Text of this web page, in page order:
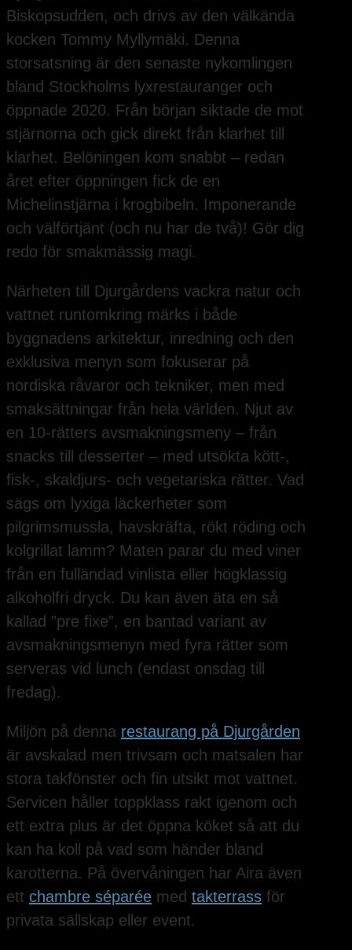
Biskopsudden, och drivs av den välkända
kocken Tommy Myllymäki. Denna
storsatsning är den senaste nykomlingen
bland Stockholms lyxrestauranger och
öppnade 2020. Från början siktade de mot
stjärnorna och gick direkt från klarhet till
klarhet. Belöningen kom snabbt – redan
året efter öppningen fick de en
Michelinstjärna i krogbibeln. Imponerande
och välförtjänt (och nu har de två)! Gör dig
redo för smakmässig magi.
Närheten till Djurgårdens vackra natur och
vattnet runtomkring märks i både
byggnadens arkitektur, inredning och den
exklusiva menyn som fokuserar på
nordiska råvaror och tekniker, men med
smaksättningar från hela världen. Njut av
en 10-rätters avsmakningsmeny – från
snacks till desserter – med utsökta kött-,
fisk-, skaldjurs- och vegetariska rätter. Vad
sägs om lyxiga läckerheter som
pilgrimsmussla, havskräfta, rökt röding och
kolgrillat lamm? Maten parar du med viner
från en fulländad vinlista eller högklassig
alkoholfri dryck. Du kan även äta en så
kallad ”pre fixe”, en bantad variant av
avsmakningsmenyn med fyra rätter som
serveras vid lunch (endast onsdag till
fredag).
Miljön på denna restaurang på Djurgården
är avskalad men trivsam och matsalen har
stora takfönster och fin utsikt mot vattnet.
Servicen håller toppklass rakt igenom och
ett extra plus är det öppna köket så att du
kan ha koll på vad som händer bland
karotterna. På övervåningen har Aira även
ett chambre séparée med takterrass för
privata sällskap eller event.